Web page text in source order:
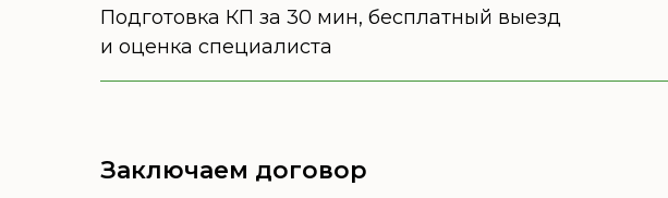
Заключаем договор
Подготовка КП за 30 мин, бесплатный выезд
и оценка специалиста